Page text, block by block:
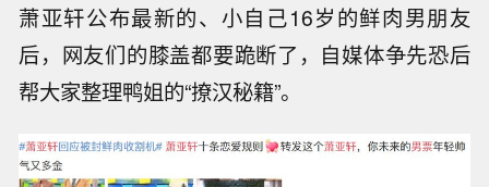
萧亚轩公布最新的、小自己16岁的鲜肉男朋友
后，网友们的膝盖都要跪断了，自媒体争先恐后
帮大家整理鸭姐的“撩汉秘籍”。